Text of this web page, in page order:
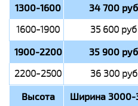
1300-1600 34 700 руб
1600-1900 35 600 руб
1900-2200 35 900 руб
2200-2500 36 300 руб
Высота Ширина 3000-